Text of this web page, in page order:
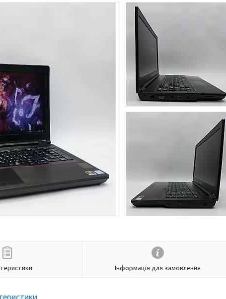
Інформація для замовлення